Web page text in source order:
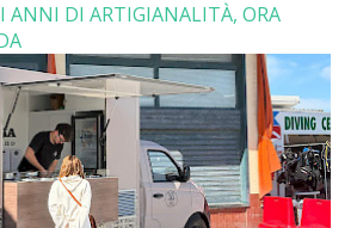
ANNI DI ARTIGIANALITÀ, ORA